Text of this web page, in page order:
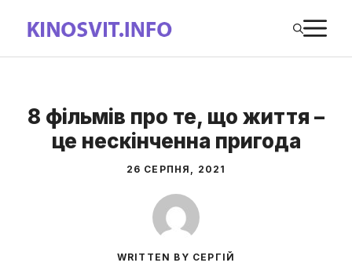
вмісту
8 фільмів про те, що життя –
це нескінченна пригода
26 СЕРПНЯ, 2021
WRITTEN BY СЕРГІЙ